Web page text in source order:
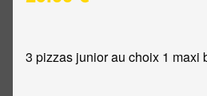
3 pizzas junior au choix 1 maxi